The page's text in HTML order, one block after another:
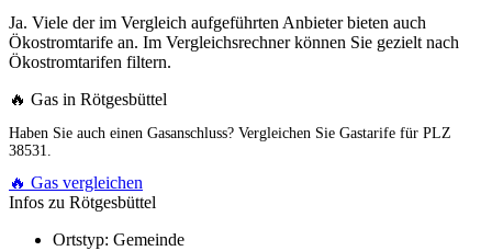
Ja. Viele der im Vergleich aufgeführten Anbieter bieten auch
Ökostromtarife an. Im Vergleichsrechner können Sie gezielt nach
Ökostromtarifen filtern.
🔥 Gas in Rötgesbüttel
Haben Sie auch einen Gasanschluss? Vergleichen Sie Gastarife für PLZ
38531.
🔥 Gas vergleichen
Infos zu Rötgesbüttel
Ortstyp: Gemeinde